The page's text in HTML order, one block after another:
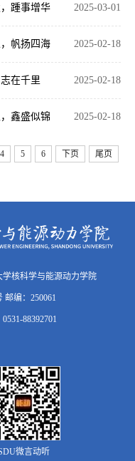
2025-03-01
踵事增华
2025-02-18
帆扬四海
2025-02-18
在千里
2025-02-18
鑫盛似锦
4 5 6 下页 尾页
学核科学与能源动力学院
邮编：250061
88392701
微言动听